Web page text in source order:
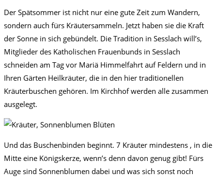
Der Spätsommer ist nicht nur eine gute Zeit zum Wandern,
sondern auch fürs Kräutersammeln. Jetzt haben sie die Kraft
der Sonne in sich gebündelt. Die Tradition in Sesslach will’s,
Mitglieder des Katholischen Frauenbunds in Sesslach
schneiden am Tag vor Mariä Himmelfahrt auf Feldern und in
Ihren Gärten Heilkräuter, die in den hier traditionellen
Kräuterbuschen gehören. Im Kirchhof werden alle zusammen
ausgelegt.
Und das Buschenbinden beginnt. 7 Kräuter mindestens , in die
Mitte eine Königskerze, wenn’s denn davon genug gibt! Fürs
Auge sind Sonnenblumen dabei und was sich sonst noch